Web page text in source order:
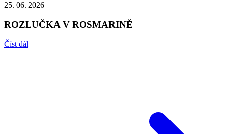
25. 06. 2026
ROZLUČKA V ROSMARINĚ
Číst dál